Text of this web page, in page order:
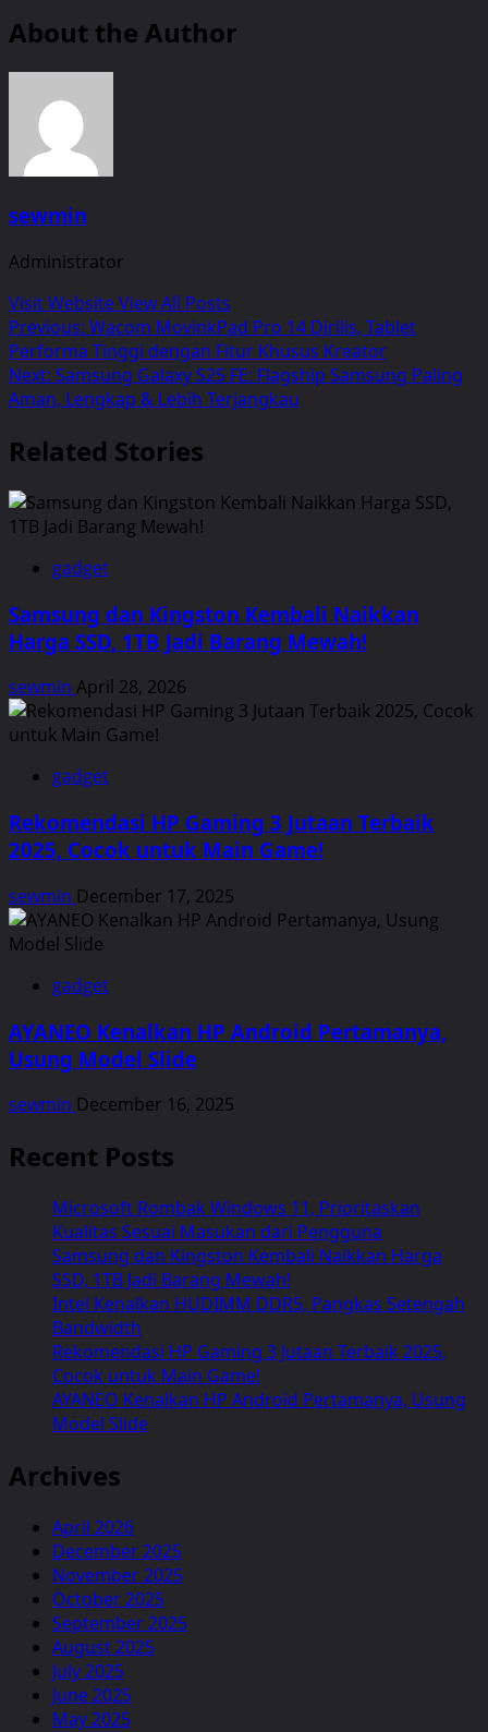
About the Author
sewmin
Administrator
Visit WebsiteView All Posts
Post
navigation
Previous: Wacom MovinkPad Pro 14 Dirilis, Tablet
Performa Tinggi dengan Fitur Khusus Kreator
Next: Samsung Galaxy S25 FE: Flagship Samsung Paling
Aman, Lengkap & Lebih Terjangkau
Related Stories
gadget
Samsung dan Kingston Kembali Naikkan
Harga SSD, 1TB Jadi Barang Mewah!
sewmin April 28, 2026
gadget
Rekomendasi HP Gaming 3 Jutaan Terbaik
2025, Cocok untuk Main Game!
sewmin December 17, 2025
gadget
AYANEO Kenalkan HP Android Pertamanya,
Usung Model Slide
sewmin December 16, 2025
Recent Posts
Microsoft Rombak Windows 11, Prioritaskan
Kualitas Sesuai Masukan dari Pengguna
Samsung dan Kingston Kembali Naikkan Harga
SSD, 1TB Jadi Barang Mewah!
Intel Kenalkan HUDIMM DDR5, Pangkas Setengah
Bandwidth
Rekomendasi HP Gaming 3 Jutaan Terbaik 2025,
Cocok untuk Main Game!
AYANEO Kenalkan HP Android Pertamanya, Usung
Model Slide
Archives
April 2026
December 2025
November 2025
October 2025
September 2025
August 2025
July 2025
June 2025
May 2025